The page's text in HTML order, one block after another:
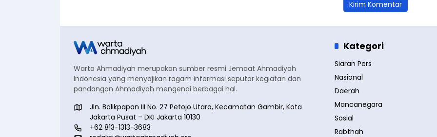
Warta Ahmadiyah merupakan sumber resmi Jemaat Ahmadiyah
Indonesia yang menyajikan ragam informasi seputar kegiatan dan
pandangan Ahmadiyah mengenai berbagai hal.
Jln. Balikpapan III No. 27 Petojo Utara, Kecamatan Gambir, Kota
Jakarta Pusat – DKI Jakarta 10130
+62 813-1313-3683
Kategori
Siaran Pers
Nasional
Daerah
Mancanegara
Sosial
Rabthah